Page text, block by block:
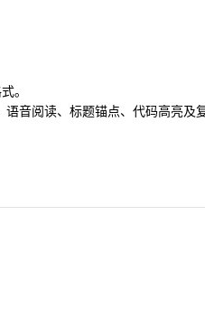
。
音阅读、标题锚点、代码高亮及